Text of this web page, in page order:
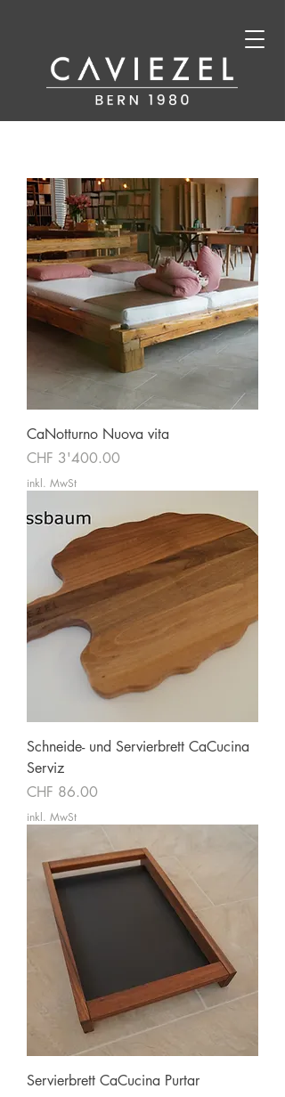
CaNotturno Nuova vita
Preis
CHF 3'400.00
inkl. MwSt
Schneide- und Servierbrett CaCucina
Serviz
Preis
CHF 86.00
inkl. MwSt
Servierbrett CaCucina Purtar